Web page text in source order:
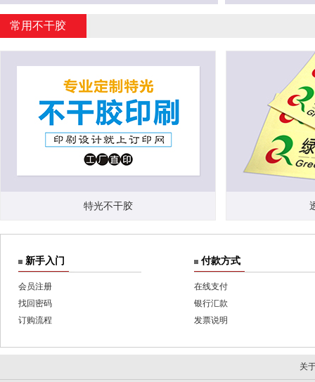
常用不干胶
特光不干胶
新手入门
会员注册
找回密码
订购流程
付款方式
在线支付
银行汇款
发票说明
关